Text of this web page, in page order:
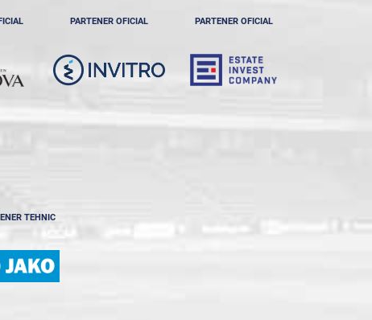
PARTENER OFICIAL PARTENER OFICIAL
TEHNIC